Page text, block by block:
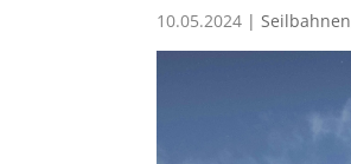
10.05.2024 | Seilbahnen